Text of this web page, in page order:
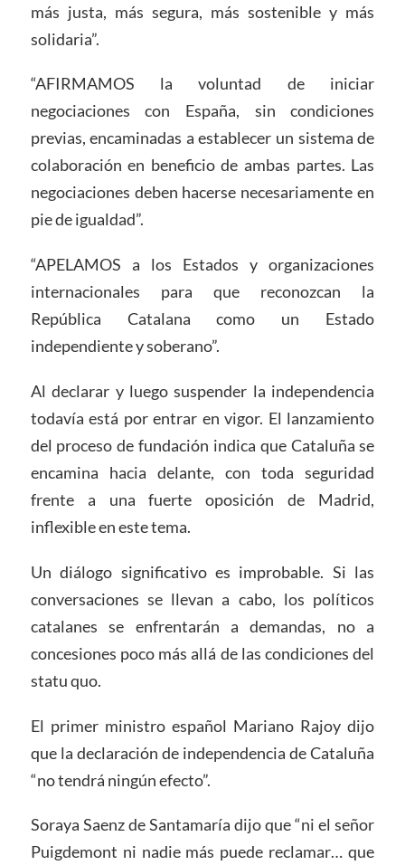
más justa, más segura, más sostenible y más
solidaria”.
“AFIRMAMOS la voluntad de iniciar
negociaciones con España, sin condiciones
previas, encaminadas a establecer un sistema de
colaboración en beneficio de ambas partes. Las
negociaciones deben hacerse necesariamente en
pie de igualdad”.
“APELAMOS a los Estados y organizaciones
internacionales para que reconozcan la
República Catalana como un Estado
independiente y soberano”.
Al declarar y luego suspender la independencia
todavía está por entrar en vigor. El lanzamiento
del proceso de fundación indica que Cataluña se
encamina hacia delante, con toda seguridad
frente a una fuerte oposición de Madrid,
inflexible en este tema.
Un diálogo significativo es improbable. Si las
conversaciones se llevan a cabo, los políticos
catalanes se enfrentarán a demandas, no a
concesiones poco más allá de las condiciones del
statu quo.
El primer ministro español Mariano Rajoy dijo
que la declaración de independencia de Cataluña
“no tendrá ningún efecto”.
Soraya Saenz de Santamaría dijo que “ni el señor
Puigdemont ni nadie más puede reclamar… que